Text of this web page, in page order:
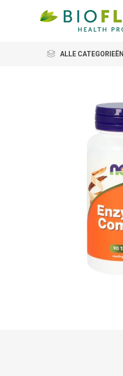
ALLE CATEGORIEËN